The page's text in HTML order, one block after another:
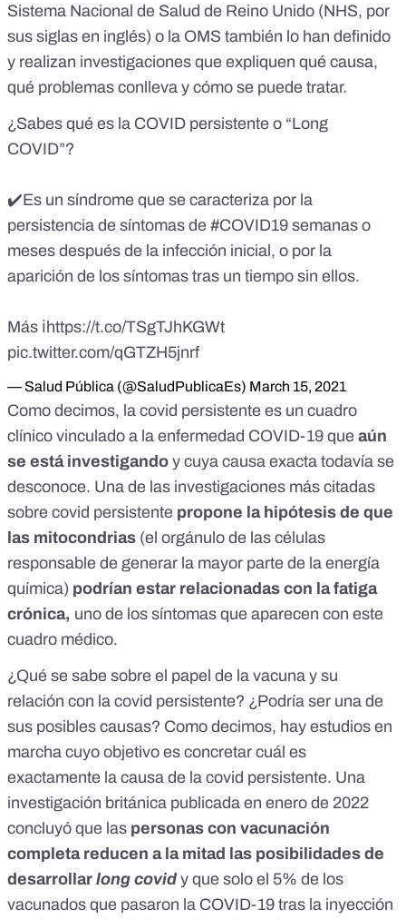
Sistema Nacional de Salud de Reino Unido (NHS, por
sus siglas en inglés) o la OMS también lo han definido
y realizan investigaciones que expliquen qué causa,
qué problemas conlleva y cómo se puede tratar.
¿Sabes qué es la COVID persistente o “Long
COVID”?
✔️Es un síndrome que se caracteriza por la
persistencia de síntomas de #COVID19 semanas o
meses después de la infección inicial, o por la
aparición de los síntomas tras un tiempo sin ellos.
Más ℹ️https://t.co/TSgTJhKGWt
pic.twitter.com/qGTZH5jnrf
— Salud Pública (@SaludPublicaEs) March 15, 2021
Como decimos, la covid persistente es un cuadro
clínico vinculado a la enfermedad COVID-19 que aún
se está investigando y cuya causa exacta todavía se
desconoce. Una de las investigaciones más citadas
sobre covid persistente propone la hipótesis de que
las mitocondrias (el orgánulo de las células
responsable de generar la mayor parte de la energía
química) podrían estar relacionadas con la fatiga
crónica, uno de los síntomas que aparecen con este
cuadro médico.
¿Qué se sabe sobre el papel de la vacuna y su
relación con la covid persistente? ¿Podría ser una de
sus posibles causas? Como decimos, hay estudios en
marcha cuyo objetivo es concretar cuál es
exactamente la causa de la covid persistente. Una
investigación británica publicada en enero de 2022
concluyó que las personas con vacunación
completa reducen a la mitad las posibilidades de
desarrollar long covid y que solo el 5% de los
vacunados que pasaron la COVID-19 tras la inyección